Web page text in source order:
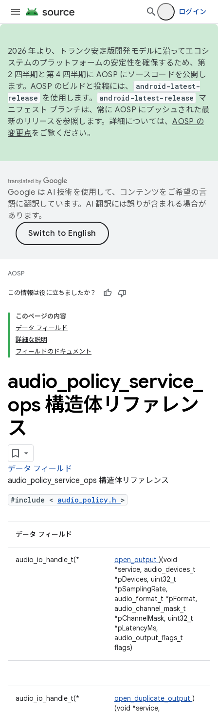
ログイン
2026 年より、トランク安定版開発モデルに沿ってエコシ
ステムのプラットフォームの安定性を確保するため、第
2 四半期と第 4 四半期に AOSP にソースコードを公開し
ます。AOSP のビルドと投稿には、
android-latest-
release
を使用します。 android-latest-release
マ
ニフェスト ブランチは、常に AOSP にプッシュされた最
新のリリースを参照します。詳細については、AOSP の
変更点をご覧ください。
Google は AI 技術を使用して、コンテンツをご希望の言
語に翻訳しています。AI 翻訳には誤りが含まれる場合が
あります。
AOSP
この情報は役に立ちましたか？
このページの内容
データ フィールド
詳細な説明
フィールドのドキュメント
audio policy_ service
ops 構造体リファレン
ス
データ フィールド
audio_policy_service_ops 構造体リファレンス
#include < audio_policy.h >
データ フィールド
audio_io_handle_t(* open_output )(void
*service, audio_devices_t
*pDevices, uint32_t
*pSamplingRate,
audio_format_t *pFormat,
audio_channel_mask_t
*pChannelMask, uint32_t
*pLatencyMs,
audio_output_flags_t
flags)
audio_io_handle_t(* open_duplicate_output )
(void *service,